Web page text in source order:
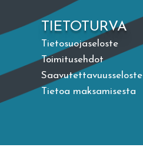
TIETOTURVA
Tietosuojaseloste
Toimitusehdot
Saavutettavuusseloste
Tietoa maksamisesta